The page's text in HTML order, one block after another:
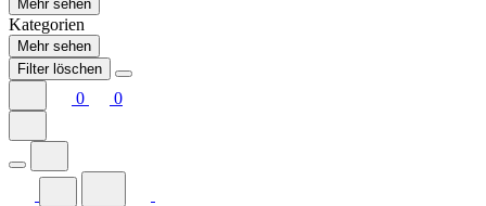
Mehr sehen
Kategorien
Mehr sehen
Filter löschen
0 0